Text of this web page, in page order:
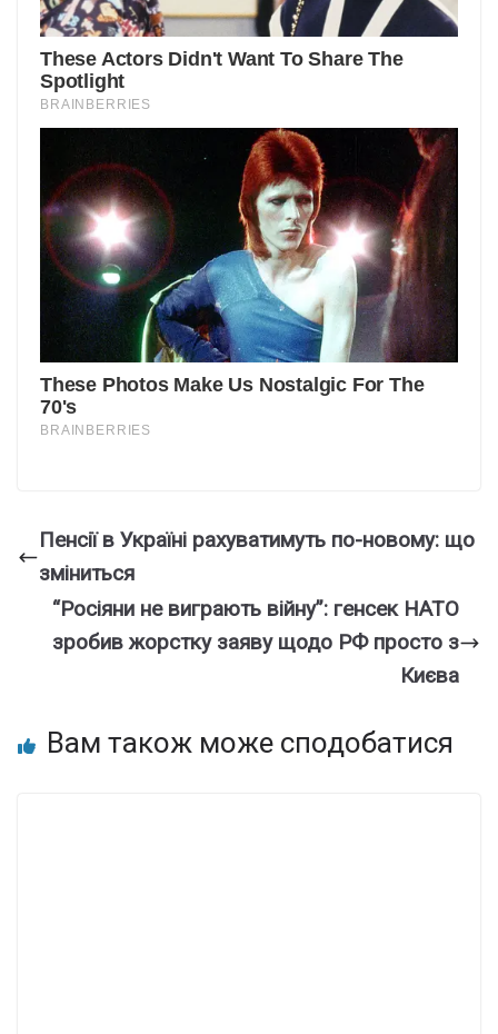
Пенсії в Україні рахуватимуть по-новому: що
зміниться
“Росіяни не виграють війну”: генсек НАТО
зробив жорстку заяву щодо РФ просто з
Києва
Вам також може сподобатися